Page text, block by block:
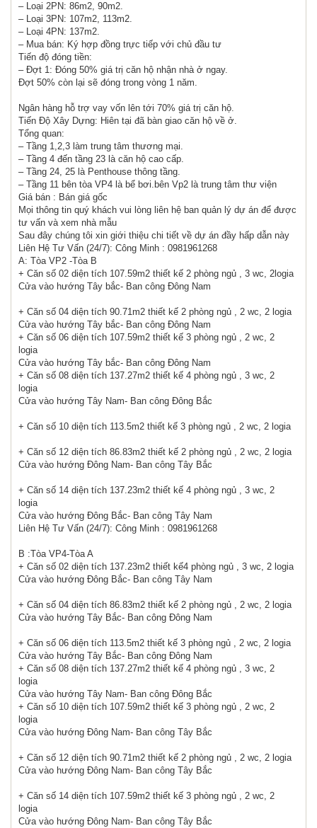
– Loại 2PN: 86m2, 90m2.
– Loại 3PN: 107m2, 113m2.
– Loại 4PN: 137m2.
– Mua bán: Ký hợp đồng trực tiếp với chủ đầu tư
Tiến độ đóng tiền:
– Đợt 1: Đóng 50% giá trị căn hộ nhận nhà ở ngay.
Đợt 50% còn lại sẽ đóng trong vòng 1 năm.
Ngân hàng hỗ trợ vay vốn lên tới 70% giá trị căn hộ.
Tiến Độ Xây Dựng: Hiên tại đã bàn giao căn hộ về ở.
Tổng quan:
– Tầng 1,2,3 làm trung tâm thương mại.
– Tầng 4 đến tầng 23 là căn hộ cao cấp.
– Tầng 24, 25 là Penthouse thông tầng.
– Tầng 11 bên tòa VP4 là bể bơi.bên Vp2 là trung tâm thư viện
Giá bán : Bán giá gốc
Mọi thông tin quý khách vui lòng liên hệ ban quản lý dự án để được
tư vấn và xem nhà mẫu
Sau đây chúng tôi xin giới thiệu chi tiết về dự án đầy hấp dẫn này
Liên Hệ Tư Vấn (24/7): Công Minh : 0981961268
A: Tòa VP2 -Tòa B
+ Căn số 02 diện tích 107.59m2 thiết kế 2 phòng ngủ , 3 wc, 2logia
Cửa vào hướng Tây bắc- Ban công Đông Nam
+ Căn số 04 diện tích 90.71m2 thiết kế 2 phòng ngủ , 2 wc, 2 logia
Cửa vào hướng Tây bắc- Ban công Đông Nam
+ Căn số 06 diện tích 107.59m2 thiết kế 3 phòng ngủ , 2 wc, 2
logia
Cửa vào hướng Tây bắc- Ban công Đông Nam
+ Căn số 08 diện tích 137.27m2 thiết kế 4 phòng ngủ , 3 wc, 2
logia
Cửa vào hướng Tây Nam- Ban công Đông Bắc
+ Căn số 10 diện tích 113.5m2 thiết kế 3 phòng ngủ , 2 wc, 2 logia
+ Căn số 12 diện tích 86.83m2 thiết kế 2 phòng ngủ , 2 wc, 2 logia
Cửa vào hướng Đông Nam- Ban công Tây Bắc
+ Căn số 14 diện tích 137.23m2 thiết kế 4 phòng ngủ , 3 wc, 2
logia
Cửa vào hướng Đông Bắc- Ban công Tây Nam
Liên Hệ Tư Vấn (24/7): Công Minh : 0981961268
B :Tòa VP4-Tòa A
+ Căn số 02 diện tích 137.23m2 thiết kế4 phòng ngủ , 3 wc, 2 logia
Cửa vào hướng Đông Bắc- Ban công Tây Nam
+ Căn số 04 diện tích 86.83m2 thiết kế 2 phòng ngủ , 2 wc, 2 logia
Cửa vào hướng Tây Bắc- Ban công Đông Nam
+ Căn số 06 diện tích 113.5m2 thiết kế 3 phòng ngủ , 2 wc, 2 logia
Cửa vào hướng Tây Bắc- Ban công Đông Nam
+ Căn số 08 diện tích 137.27m2 thiết kế 4 phòng ngủ , 3 wc, 2
logia
Cửa vào hướng Tây Nam- Ban công Đông Bắc
+ Căn số 10 diện tích 107.59m2 thiết kế 3 phòng ngủ , 2 wc, 2
logia
Cửa vào hướng Đông Nam- Ban công Tây Bắc
+ Căn số 12 diện tích 90.71m2 thiết kế 2 phòng ngủ , 2 wc, 2 logia
Cửa vào hướng Đông Nam- Ban công Tây Bắc
+ Căn số 14 diện tích 107.59m2 thiết kế 3 phòng ngủ , 2 wc, 2
logia
Cửa vào hướng Đông Nam- Ban công Tây Bắc